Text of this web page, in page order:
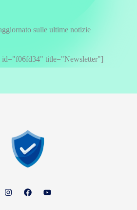
sulle ultime notizie
id="f06fd34" title="Newsletter"]